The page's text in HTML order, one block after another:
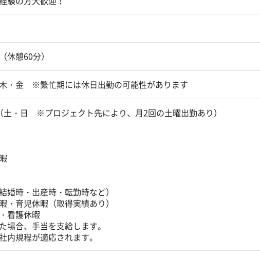
休憩60分）
・金 ※繁忙期には休日出勤の可能性があります
土・日 ※プロジェクト先により、月2回の土曜出勤あり）
婚時・出産時・転勤時など）
・育児休暇（取得実績あり）
看護休暇
場合、手当を支給します。
内規程が適応されます。